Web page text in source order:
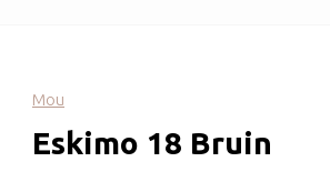
Mou
Eskimo 18 Bruin